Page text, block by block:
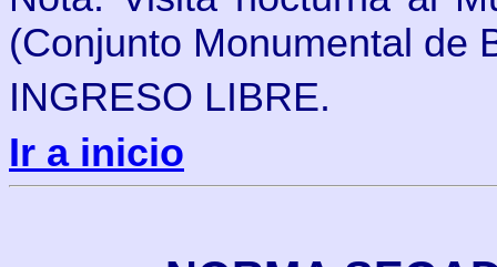
(Conjunto Monumental de
INGRESO LIBRE.
Ir a inicio